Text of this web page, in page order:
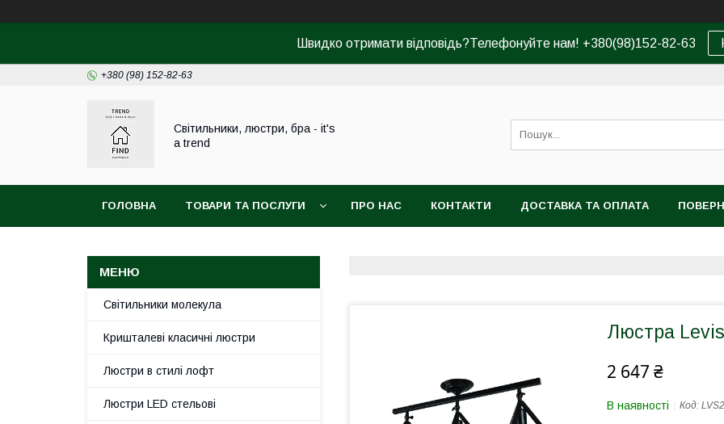
Швидко отримати відповідь?Телефонуйте нам! +380(98)152-82-63
+380 (98) 152-82-63
Світильники, люстри, бра - it's
a trend
ГОЛОВНА ТОВАРИ ТА ПОСЛУГИ ПРО НАС КОНТАКТИ ДОСТАВКА ТА ОПЛАТА
Люстра
2 647 ₴
В наявності Код:
Світильники молекула
Кришталеві класичні люстри
Люстри в стилі лофт
Люстри LED стельові